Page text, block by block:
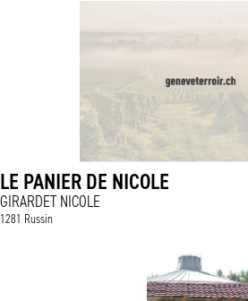
LE PANIER DE NICOLE
GIRARDET NICOLE
1281 Russin